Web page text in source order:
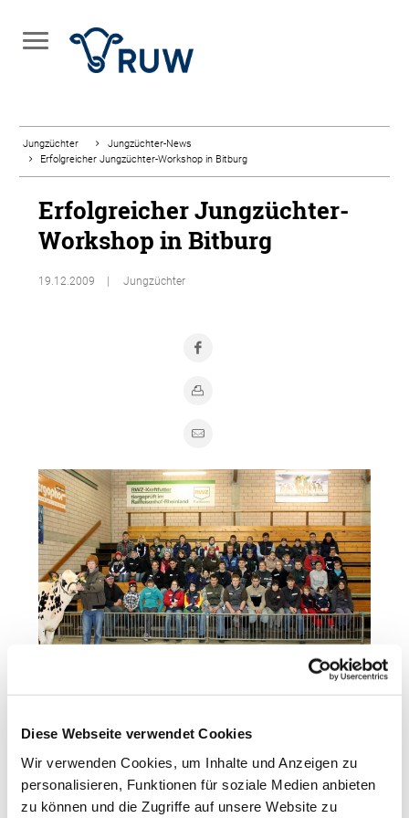
Diese Webseite verwendet Cookies
Wir verwenden Cookies, um Inhalte und Anzeigen zu
personalisieren, Funktionen für soziale Medien anbieten
zu können und die Zugriffe auf unsere Website zu
Jungzüchter
Jungzüchter-News
Erfolgreicher Jungzüchter-Workshop in Bitburg
Erfolgreicher Jungzüchter-
Workshop in Bitburg
19.12.2009 Jungzüchter
Gruppenbild aller Teilnehmer(innen) des JZ-Workshops
Da Anfang Januar anlässlich des 19. HightlightSALEs der
5. RUW-Jungzüchtertag in Hamm stattfinden wird, hat das
Organisationsteam sich überlegt, speziell einen Tag zu
gestalten, der die Jungzüchter(innen) auf diese